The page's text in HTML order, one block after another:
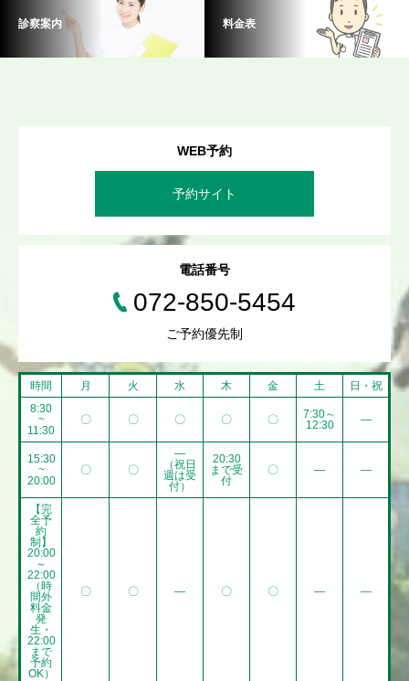
診察案内 料金表
WEB予約
予約サイト
電話番号
072-850-5454
ご予約優先制
時間 月 火 水 木 金 土
日・祝
8:30
~
11:30
〇 〇 〇 〇 〇
7:30～
12:30
―
15:30
~
20:00
〇 〇
―
（祝日
週は受
付）
20:30
まで受
付
〇 ― ―
【完
全予
約
制】
20:00
～
22:00
（時
間外
料金
発
生・
22:00
まで
予約
OK）
〇 〇 ― 〇 〇 ― ―